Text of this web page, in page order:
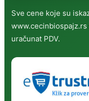
Sve cene koje su
uračunat PDV.